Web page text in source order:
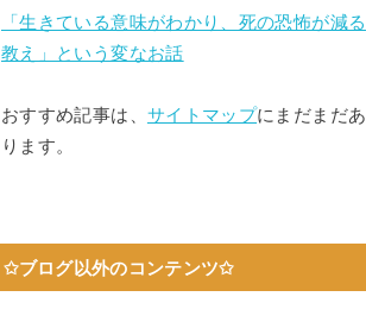
「生きている意味がわかり、死の恐怖が減る
教え」という変なお話
おすすめ記事は、 サイトマップにまだまだあ
ります。
✩ブログ以外のコンテンツ✩